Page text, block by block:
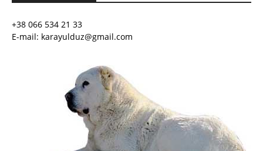
+38 066 534 21 33
E-mail: karayulduz@gmail.com